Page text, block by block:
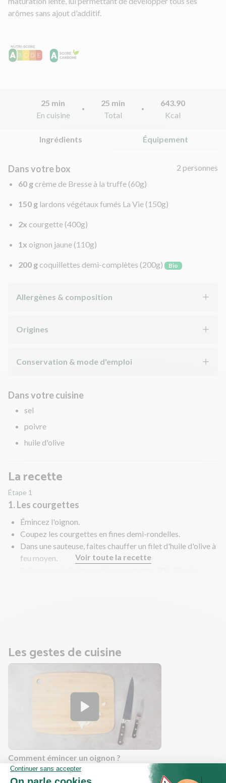
arômes sans ajout d'additif.
25 min
En cuisine
25 min
Total
643.90
Kcal
Ingrédients Équipement
Dans votre box
2 personnes
60 g crème de Bresse à la truffe (60g)
150 g lardons végétaux fumés La Vie (150g)
2x courgette (400g)
1x oignon jaune (110g)
200 g coquillettes demi-complètes (200g) Bio
Allergènes & composition
Origines
Conservation & mode d'emploi
Dans votre cuisine
sel
poivre
huile d'olive
La recette
Étape 1
1. Les courgettes
Émincez l'oignon.
Coupez les courgettes en fines demi-rondelles.
Dans une sauteuse, faites chauffer un filet d'huile d'olive à
feu moyen.
Voir toute la recette
Les gestes de cuisine
Comment émincer un oignon ?